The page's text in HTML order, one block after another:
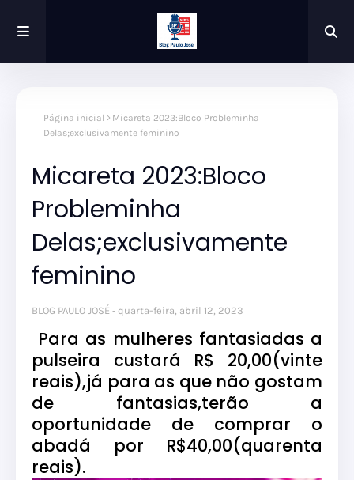
Página inicial
Micareta 2023:Bloco Probleminha
Delas;exclusivamente feminino
Micareta 2023:Bloco
Probleminha
Delas;exclusivamente
feminino
BLOG PAULO JOSÉ quarta-feira, abril 12, 2023
Para as mulheres fantasiadas a
pulseira custará R$ 20,00(vinte
reais),já para as que não gostam
de fantasias,terão a
oportunidade de comprar o
abadá por R$40,00(quarenta
reais).